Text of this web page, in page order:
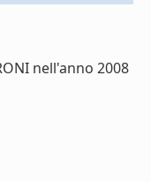
nell'anno 2008